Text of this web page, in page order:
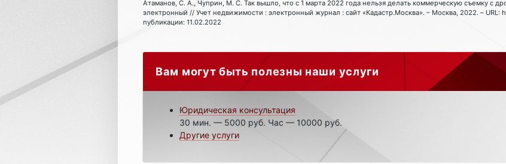
Атаманов, С. А., Чуприн, М. С. Так вышло, что с 1 марта 2022 года нельзя делать коммерческую съемку с
электронный // Учет недвижимости : электронный журнал : сайт «Кадастр.Москва». – Москва, 2022. – URL:
публикации: 11.02.2022
Вам могут быть полезны наши услуги
Юридическая консультация
30 мин. — 5000 руб. Час — 10000 руб.
Другие услуги